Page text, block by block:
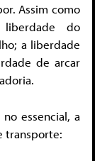
Assim como
do
a liberdade
de arcar
essencial, a
transporte: